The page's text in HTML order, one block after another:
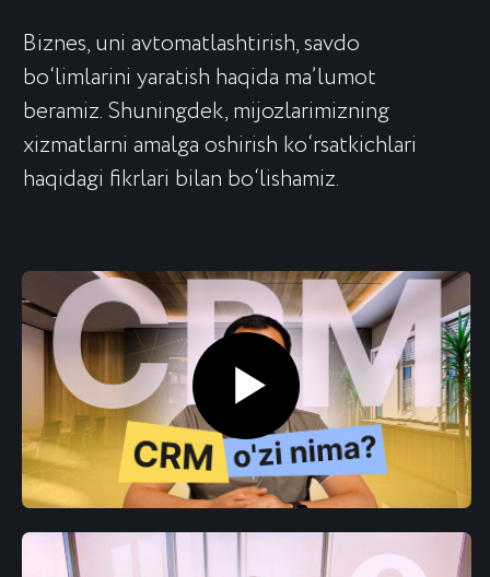
Tez-tez beriladigan
savollarga JAVOBLAR
Biz Toshkent va O‘zbekistonning boshqa
shaharlarida biznesni kompleks
avtomatlashtirish xizmatlarini ko‘rsatamiz.